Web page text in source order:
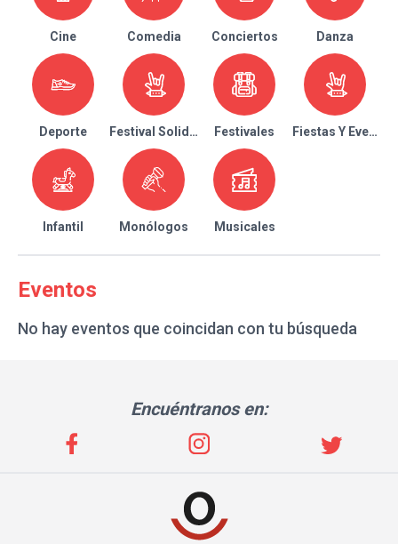
Cine Comedia Conciertos Danza
Deporte Festival Solidario Festivales Fiestas Y Eventos
Infantil Monólogos Musicales
Eventos
No hay eventos que coincidan con tu búsqueda
Encuéntranos en: